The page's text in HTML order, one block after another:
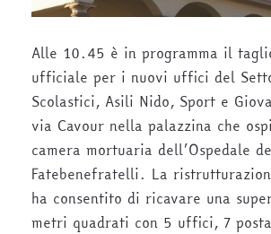
Alle 10.45 è in programma il
ufficiale per i nuovi uffici del
Scolastici, Asili Nido, Sport e
via Cavour nella palazzina che
camera mortuaria dell’Ospedale
Fatebenefratelli. La
ha consentito di ricavare una
metri quadrati con 5 uffici, 7